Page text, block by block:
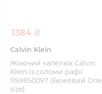
1384 ₴
Calvin Klein
Жіночий капелюх Calvin
Klein із соломи рафії
1159850097 (Бежевий One
size)